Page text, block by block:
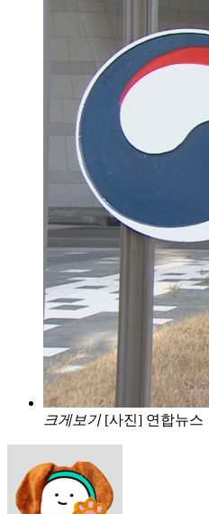
크게보기 [사진] 연합뉴스